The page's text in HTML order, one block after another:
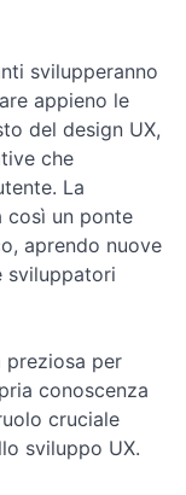
svilupperanno
appieno le
del design UX,
che
La
così un ponte
aprendo nuove
sviluppatori
preziosa per
conoscenza
cruciale
sviluppo UX.